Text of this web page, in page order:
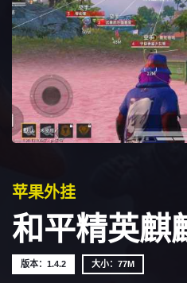
苹果外挂
和平精英麒
版本：1.4.2 大小：77M